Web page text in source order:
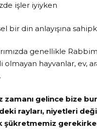
işler iyiyken
bir din anlayışına
genellikle
olmayan hayvanlar, ev,
zamanı gelince bize
rayları, niyetleri
şükretmemiz